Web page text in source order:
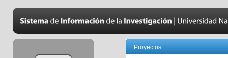
Proyectos